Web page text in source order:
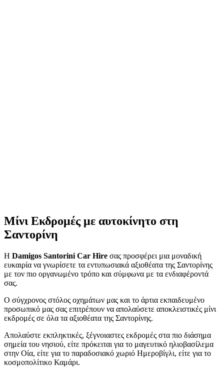
Μίνι Εκδρομές με αυτοκίνητο στη
Σαντορίνη
Η Damigos Santorini Car Hire σας προσφέρει μια μοναδική
ευκαιρία να γνωρίσετε τα εντυπωσιακά αξιοθέατα της Σαντορίνης
με τον πιο οργανωμένο τρόπο και σύμφωνα με τα ενδιαφέροντά
σας.
Ο σύγχρονος στόλος οχημάτων μας και το άρτια εκπαιδευμένο
προσωπικό μας σας επιτρέπουν να απολαύσετε αποκλειστικές μίνι
εκδρομές σε όλα τα αξιοθέατα της Σαντορίνης.
Απολαύστε εκπληκτικές, ξέγνοιαστες εκδρομές στα πιο διάσημα
σημεία του νησιού, είτε πρόκειται για το μαγευτικό ηλιοβασίλεμα
στην Οία, είτε για το παραδοσιακό χωριό Ημεροβίγλι, είτε για το
κοσμοπολίτικο Καμάρι.